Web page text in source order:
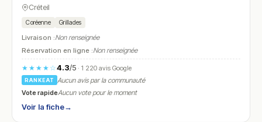
Créteil
Coréenne Grillades
Livraison :Non renseignée
Réservation en ligne :Non renseignée
★★★★☆4.3/5· 1 220 avis Google
RANKEAT
Aucun avis par la communauté
Vote rapideAucun vote pour le moment
Voir la fiche→